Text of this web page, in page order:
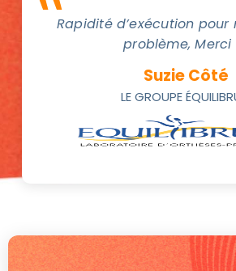
Rapidité d’exécution pour
problème, Merci
Suzie Côté
LE GROUPE